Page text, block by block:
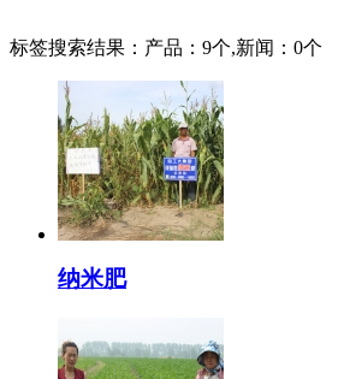
标签搜索结果：产品：9个,新闻：0个
纳米肥